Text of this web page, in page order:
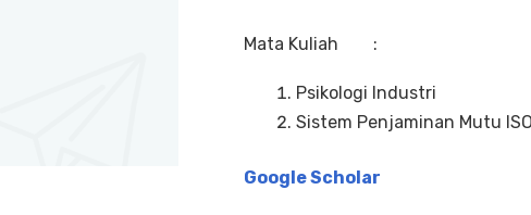
Mata Kuliah :
Psikologi Industri
Sistem Penjaminan Mutu
Google Scholar